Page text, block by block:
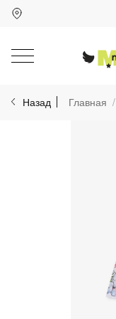
Назад Главная
Для клиентов всех
Разбейте
без
График